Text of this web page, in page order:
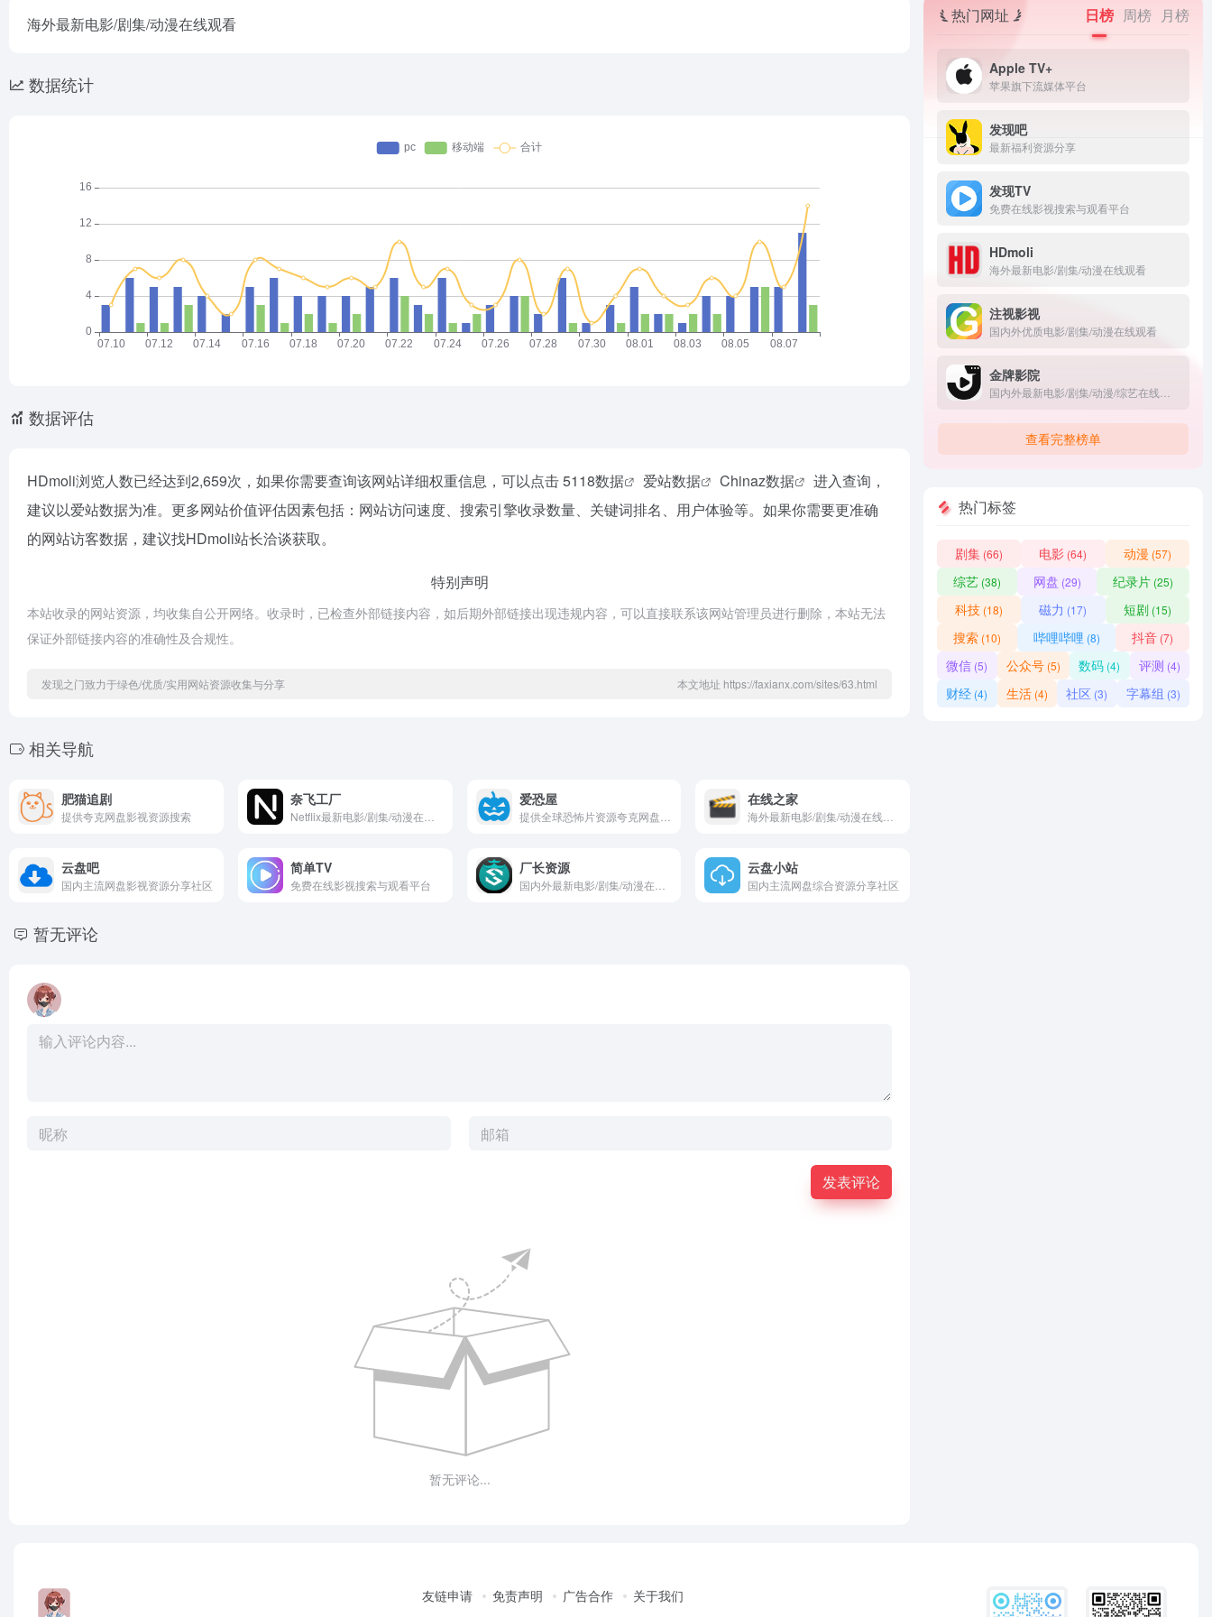
海外最新电影/剧集/动漫在线观看
数据统计
数据评估
HDmoli浏览人数已经达到2,659次，如果你需要查询该网站详细权重信息，可以点击5118数据 爱站数据 Chinaz数据
进入查询，
建议以爱站数据为准。更多网站价值评估因素包括：网站访问速度、搜索引擎收录数量、关键词排名、用户体验等。如果你需要更准确
的网站访客数据，建议找HDmoli站长洽谈获取。
特别声明
本站收录的网站资源，均收集自公开网络。收录时，已检查外部链接内容，如后期外部链接出现违规内容，可以直接联系该网站管理员进行删除，本站无法
保证外部链接内容的准确性及合规性。
发现之门致力于绿色/优质/实用网站资源收集与分享 本文地址 https://faxianx.com/sites/63.html
相关导航
肥猫追剧
提供夸克网盘影视资源搜索
奈飞工厂 爱恐屋 在线之家
云盘吧
国内主流网盘影视资源分享社区
简单TV
免费在线影视搜索与观看平台
厂长资源 云盘小站
国内主流网盘综合资源分享社区
暂无评论
发表评论
暂无评论...
热门网址 日榜 周榜 月榜
‎Apple TV+
苹果旗下流媒体平台
发现吧
最新福利资源分享
发现TV
免费在线影视搜索与观看平台
HDmoli
海外最新电影/剧集/动漫在线观看
注视影视
国内外优质电影/剧集/动漫在线观看
金牌影院
查看完整榜单
热门标签
剧集 (66) 电影 (64) 动漫 (57)
综艺(38) 网盘 (29) 纪录片 (25)
科技 (18) 磁力 (17) 短剧(15)
搜索(10) 哔哩哔哩 (8) 抖音 (7)
微信 (5) 公众号(5) 数码 (4) 评测 (4)
财经 (4) 生活(4) 社区 (3) 字幕组 (3)
友链申请 免责声明 广告合作 关于我们